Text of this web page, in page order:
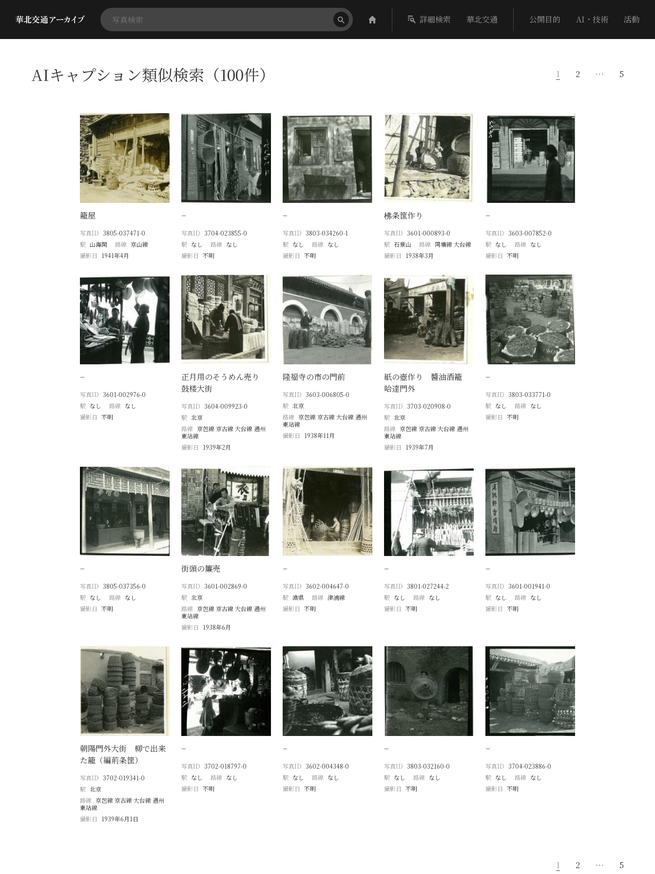
詳細検索 華北交通 公開目的 AI・技術 活動
AIキャプション類似検索（100件） 1 2 … 5
籠屋
写真ID 3805-037471-0
駅 山海関 路線 京山線
撮影日
1941年4月
−
写真ID 3704-023855-0
駅 なし 路線 なし
撮影日 不明
−
写真ID 3803-034260-1
駅 なし 路線 なし
撮影日 不明
柫条筺作り
写真ID 3601-000893-0
駅 石景山 路線 同塘線 大台線
撮影日
1938年3月
−
写真ID 3603-007852-0
駅 なし 路線 なし
撮影日 不明
−
写真ID 3601-002976-0
駅 なし 路線 なし
撮影日 不明
正月用のそうめん売り
鼓楼大街
写真ID 3604-009923-0
駅 北京
路線 京包線 京古線 大台線 通州
東站線
撮影日
1939年2月
隆福寺の市の門前
写真ID 3603-006805-0
駅 北京
路線 京包線 京古線 大台線 通州
東站線
撮影日
1938年11月
紙の壺作り 醬油酒籠
哈達門外
写真ID 3703-020908-0
駅 北京
路線 京包線 京古線 大台線 通州
東站線
撮影日
1939年7月
−
写真ID 3803-033771-0
駅 なし 路線 なし
撮影日 不明
−
写真ID 3805-037356-0
駅 なし 路線 なし
撮影日 不明
街頭の簾売
写真ID 3601-002869-0
駅 北京
路線 京包線 京古線 大台線 通州
東站線
撮影日
1938年6月
−
写真ID 3602-004647-0
駅 滄県 路線 津浦線
撮影日 不明
−
写真ID 3801-027244-2
駅 なし 路線 なし
撮影日 不明
−
写真ID 3601-001941-0
駅 なし 路線 なし
撮影日 不明
朝陽門外大街 柳で出来
た籠（編荊条筐）
写真ID 3702-019341-0
駅 北京
路線 京包線 京古線 大台線 通州
東站線
撮影日
1939年6月1日
−
写真ID 3702-018797-0
駅 なし 路線 なし
撮影日 不明
−
写真ID 3602-004348-0
駅 なし 路線 なし
撮影日 不明
−
写真ID 3803-032160-0
駅 なし 路線 なし
撮影日 不明
−
写真ID 3704-023886-0
駅 なし 路線 なし
撮影日 不明
1 2 … 5